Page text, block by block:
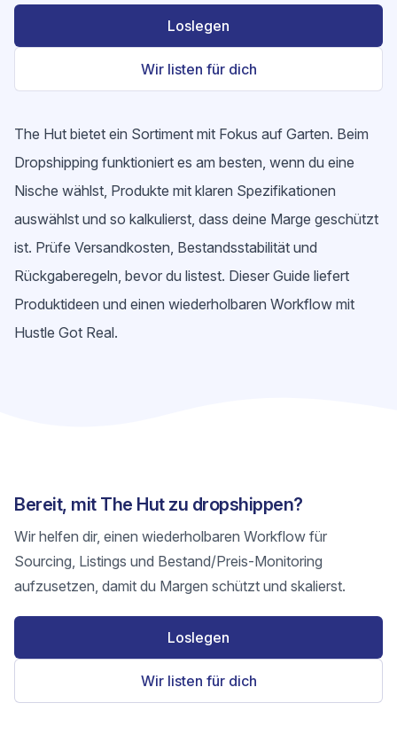
Loslegen
Wir listen für dich
The Hut bietet ein Sortiment mit Fokus auf Garten. Beim
Dropshipping funktioniert es am besten, wenn du eine
Nische wählst, Produkte mit klaren Spezifikationen
auswählst und so kalkulierst, dass deine Marge geschützt
ist. Prüfe Versandkosten, Bestandsstabilität und
Rückgaberegeln, bevor du listest. Dieser Guide liefert
Produktideen und einen wiederholbaren Workflow mit
Hustle Got Real.
Bereit, mit The Hut zu dropshippen?
Wir helfen dir, einen wiederholbaren Workflow für
Sourcing, Listings und Bestand/Preis-Monitoring
aufzusetzen, damit du Margen schützt und skalierst.
Loslegen
Wir listen für dich